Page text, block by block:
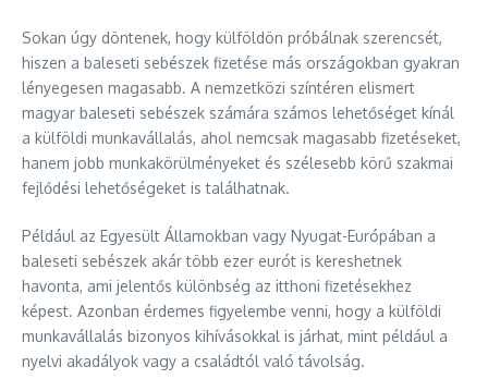
Sokan úgy döntenek, hogy külföldön próbálnak szerencsét,
hiszen a baleseti sebészek fizetése más országokban gyakran
lényegesen magasabb. A nemzetközi színtéren elismert
magyar baleseti sebészek számára számos lehetőséget kínál
a külföldi munkavállalás, ahol nemcsak magasabb fizetéseket,
hanem jobb munkakörülményeket és szélesebb körű szakmai
fejlődési lehetőségeket is találhatnak.
Például az Egyesült Államokban vagy Nyugat-Európában a
baleseti sebészek akár több ezer eurót is kereshetnek
havonta, ami jelentős különbség az itthoni fizetésekhez
képest. Azonban érdemes figyelembe venni, hogy a külföldi
munkavállalás bizonyos kihívásokkal is járhat, mint például a
nyelvi akadályok vagy a családtól való távolság.